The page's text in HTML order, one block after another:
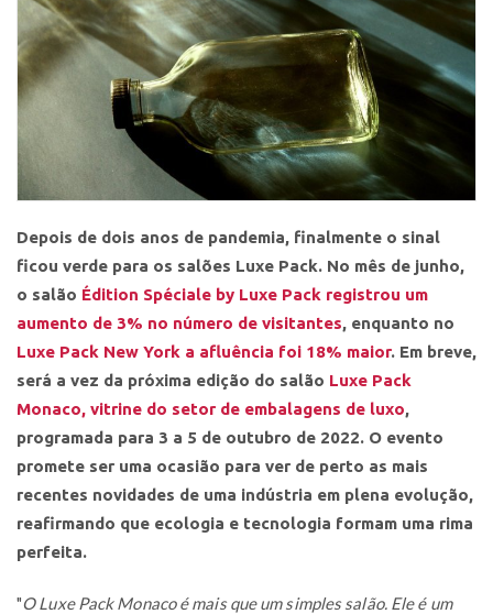
Depois de dois anos de pandemia, finalmente o sinal
ficou verde para os salões Luxe Pack. No mês de junho,
o salão Édition Spéciale by Luxe Pack registrou um
aumento de 3% no número de visitantes, enquanto no
Luxe Pack New York a afluência foi 18% maior. Em breve,
será a vez da próxima edição do salão Luxe Pack
Monaco, vitrine do setor de embalagens de luxo,
programada para 3 a 5 de outubro de 2022. O evento
promete ser uma ocasião para ver de perto as mais
recentes novidades de uma indústria em plena evolução,
reafirmando que ecologia e tecnologia formam uma rima
perfeita.
"O Luxe Pack Monaco é mais que um simples salão. Ele é um